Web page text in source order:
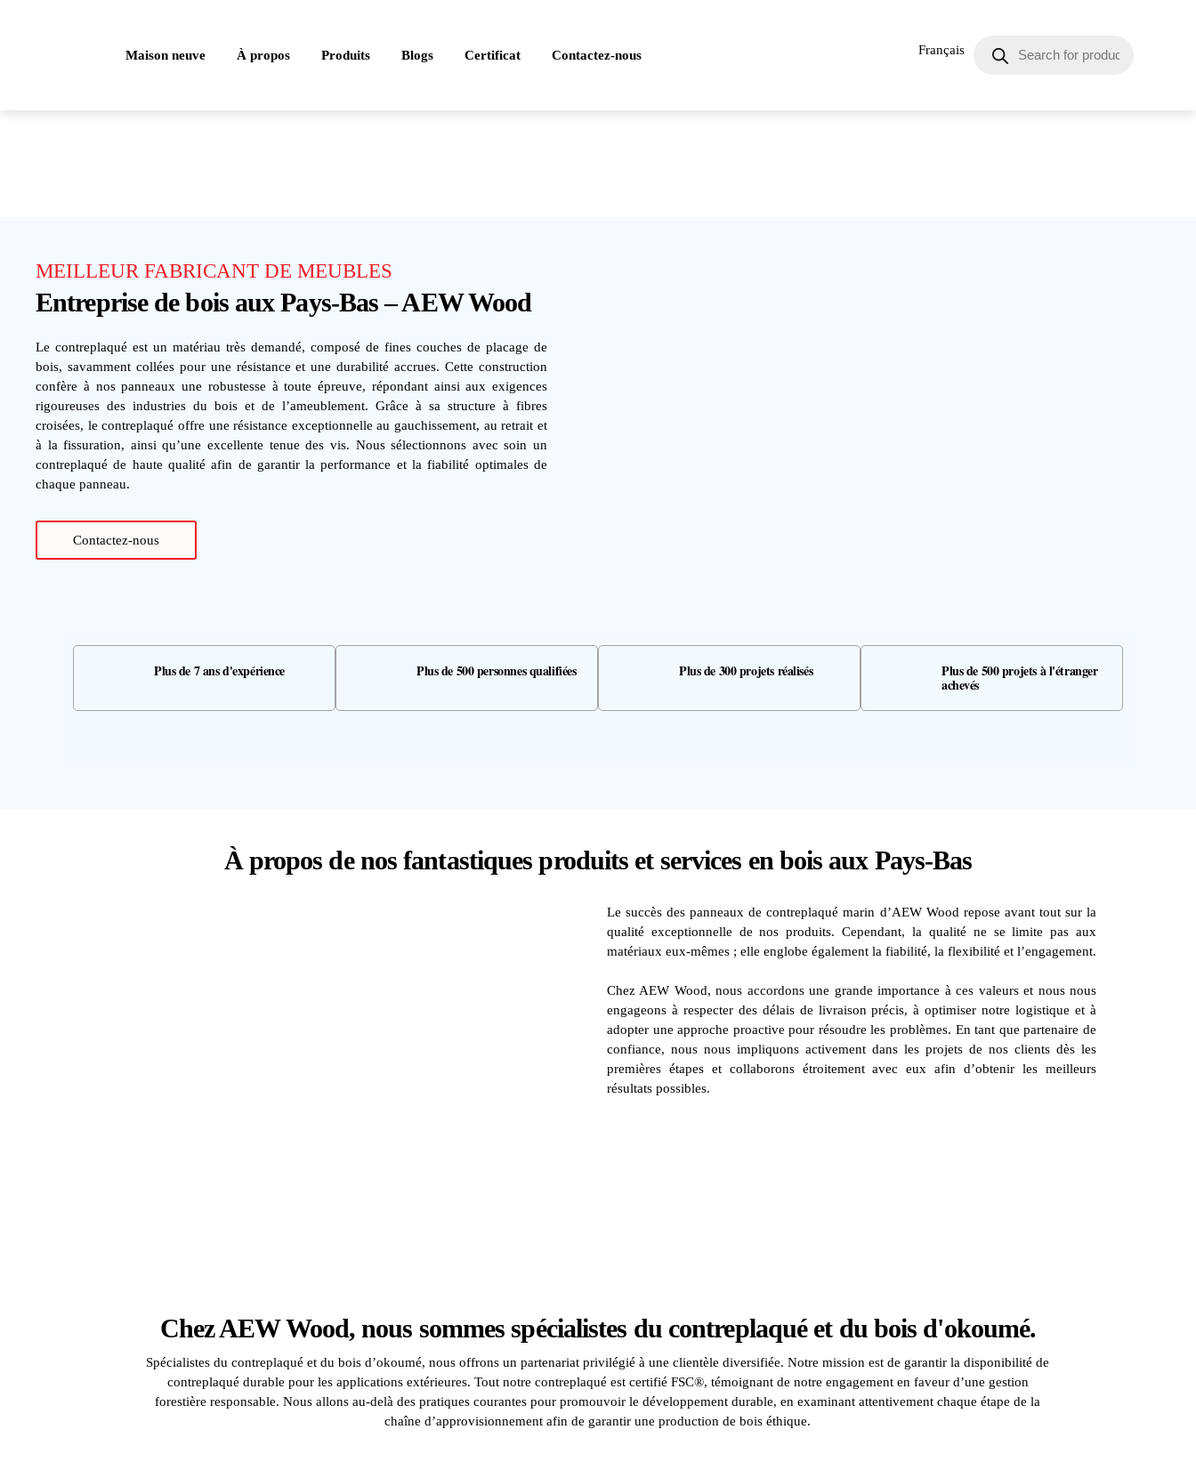
Maison neuve À propos Produits Blogs Certificat Contactez-nous Français
MEILLEUR FABRICANT DE MEUBLES
Entreprise de bois aux Pays-Bas – AEW Wood
Le contreplaqué est un matériau très demandé, composé de fines couches de placage de
bois, savamment collées pour une résistance et une durabilité accrues. Cette construction
confère à nos panneaux une robustesse à toute épreuve, répondant ainsi aux exigences
rigoureuses des industries du bois et de l’ameublement. Grâce à sa structure à fibres
croisées, le contreplaqué offre une résistance exceptionnelle au gauchissement, au retrait et
à la fissuration, ainsi qu’une excellente tenue des vis. Nous sélectionnons avec soin un
contreplaqué de haute qualité afin de garantir la performance et la fiabilité optimales de
chaque panneau.
Contactez-nous
Plus de 7 ans d'expérience Plus de 500 personnes qualifiées Plus de 300 projets réalisés Plus de 500 projets à l'étranger
achevés
À propos de nos fantastiques produits et services en bois aux Pays-Bas
Le succès des panneaux de contreplaqué marin d’AEW Wood repose avant tout sur la
qualité exceptionnelle de nos produits. Cependant, la qualité ne se limite pas aux
matériaux eux-mêmes ; elle englobe également la fiabilité, la flexibilité et l’engagement.
Chez AEW Wood, nous accordons une grande importance à ces valeurs et nous nous
engageons à respecter des délais de livraison précis, à optimiser notre logistique et à
adopter une approche proactive pour résoudre les problèmes. En tant que partenaire de
confiance, nous nous impliquons activement dans les projets de nos clients dès les
premières étapes et collaborons étroitement avec eux afin d’obtenir les meilleurs
résultats possibles.
Chez AEW Wood, nous sommes spécialistes du contreplaqué et du bois d'okoumé.
Spécialistes du contreplaqué et du bois d’okoumé, nous offrons un partenariat privilégié à une clientèle diversifiée. Notre mission est de garantir la disponibilité de
contreplaqué durable pour les applications extérieures. Tout notre contreplaqué est certifié FSC®, témoignant de notre engagement en faveur d’une gestion
forestière responsable. Nous allons au-delà des pratiques courantes pour promouvoir le développement durable, en examinant attentivement chaque étape de la
chaîne d’approvisionnement afin de garantir une production de bois éthique.